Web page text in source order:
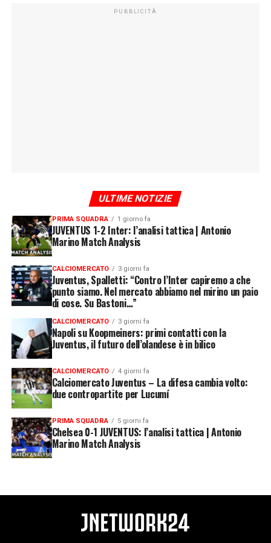
PUBBLICITÀ
ULTIME NOTIZIE
PRIMA SQUADRA 1 giorno fa
JUVENTUS 1-2 Inter: l’analisi tattica | Antonio
Marino Match Analysis
CALCIOMERCATO 3 giorni fa
Juventus, Spalletti: “Contro l’Inter capiremo a che
punto siamo. Nel mercato abbiamo nel mirino un paio
di cose. Su Bastoni…”
CALCIOMERCATO 3 giorni fa
Napoli su Koopmeiners: primi contatti con la
Juventus, il futuro dell’olandese è in bilico
CALCIOMERCATO 4 giorni fa
Calciomercato Juventus – La difesa cambia volto:
due contropartite per Lucumí
PRIMA SQUADRA 5 giorni fa
Chelsea 0-1 JUVENTUS: l’analisi tattica | Antonio
Marino Match Analysis